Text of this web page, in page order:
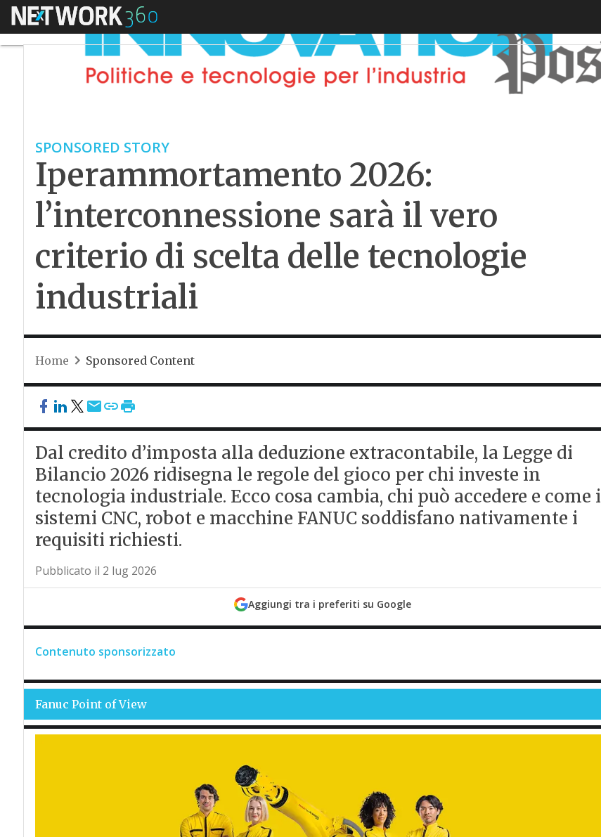
Menu
SPONSORED STORY
Iperammortamento 2026:
l’interconnessione sarà il vero
criterio di scelta delle tecnologie
industriali
Home Sponsored Content
Dal credito d’imposta alla deduzione extracontabile, la Legge di
Bilancio 2026 ridisegna le regole del gioco per chi investe in
tecnologia industriale. Ecco cosa cambia, chi può accedere e come i
sistemi CNC, robot e macchine FANUC soddisfano nativamente i
requisiti richiesti.
Pubblicato il 2 lug 2026
Aggiungi tra i preferiti su Google
Contenuto sponsorizzato
Fanuc Point of View